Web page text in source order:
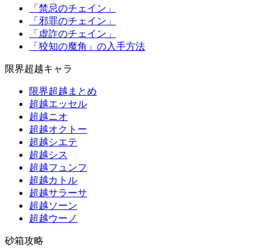
「禁忌のチェイン」
「邪罪のチェイン」
「虚詐のチェイン」
「狡知の魔角」の入手方法
限界超越キャラ
限界超越まとめ
超越エッセル
超越ニオ
超越オクトー
超越シエテ
超越シス
超越フュンフ
超越カトル
超越サラーサ
超越ソーン
超越ウーノ
砂箱攻略